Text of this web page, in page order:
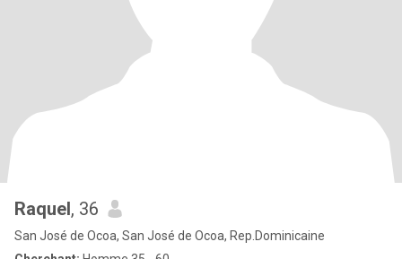
Raquel, 36
San José de Ocoa, San José de Ocoa, Rep.Dominicaine